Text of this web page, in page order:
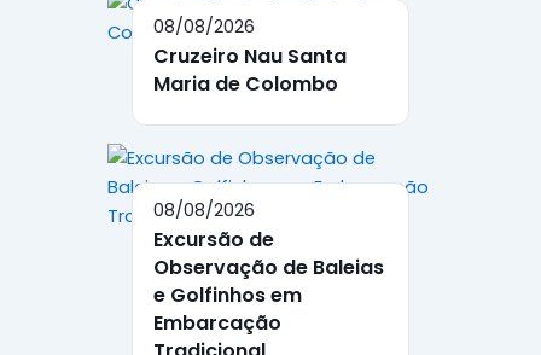
08/08/2026
Cruzeiro Nau Santa
Maria de Colombo
08/08/2026
Excursão de
Observação de Baleias
e Golfinhos em
Embarcação